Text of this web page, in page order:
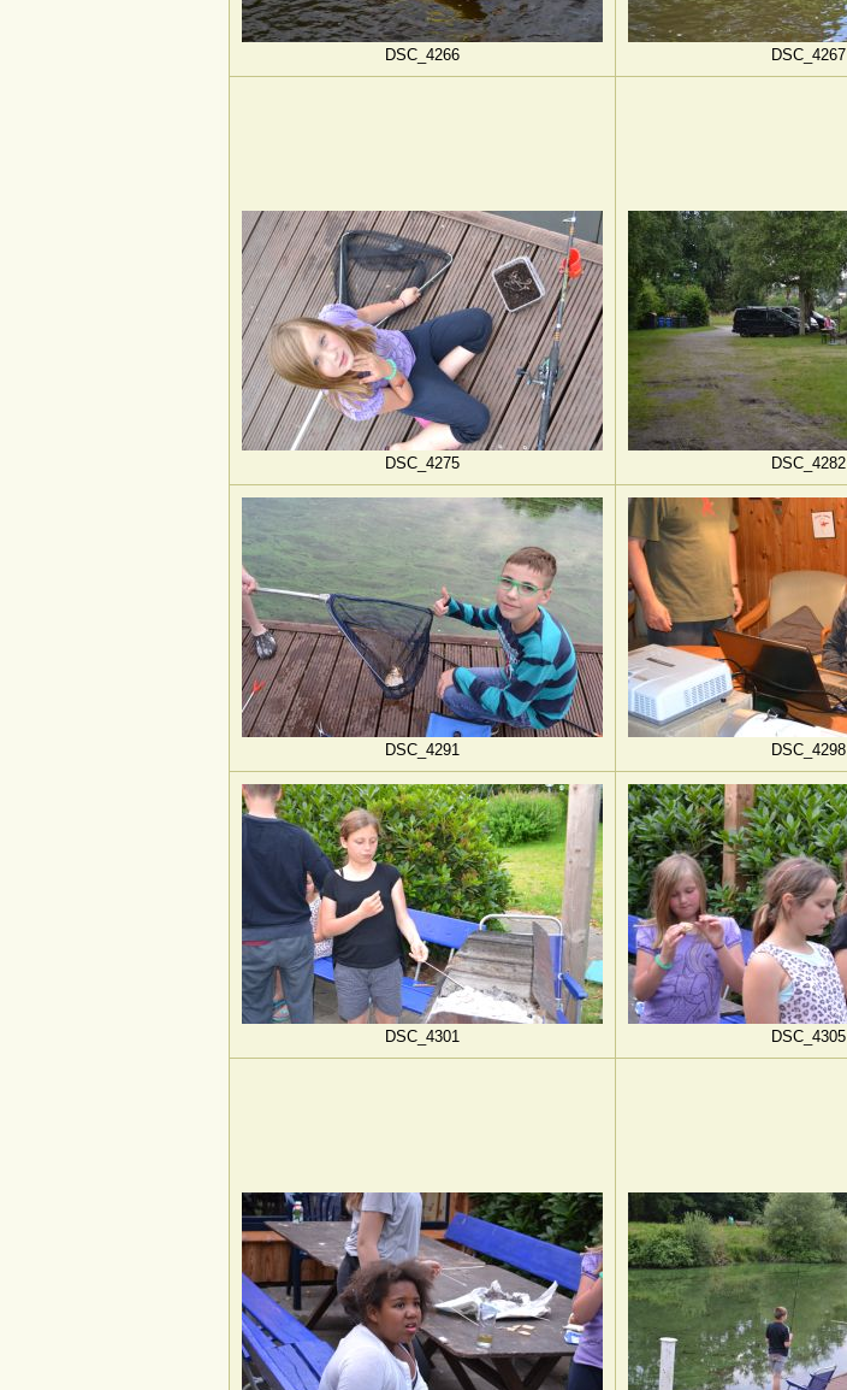
DSC_4266 DSC_4267
DSC_4275 DSC_4282
DSC_4291 DSC_4298
DSC_4301 DSC_4305